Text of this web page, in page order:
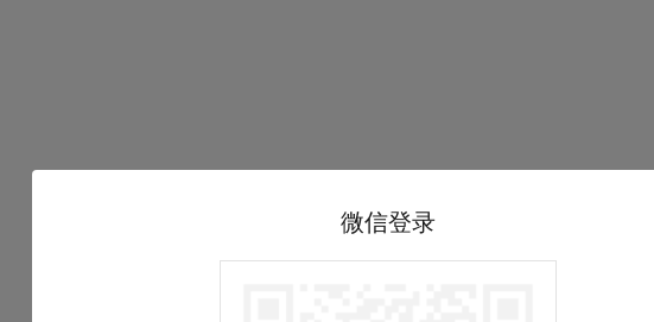
微信登录